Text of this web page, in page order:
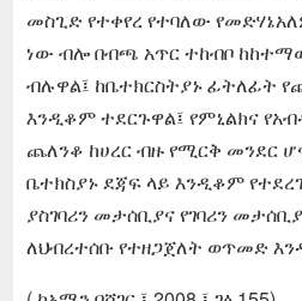
መስጊድ የተቀየረ የተባለው
ነው ብሎ በብጫ አጥር ተከብቦ
ብሉዋል፤ ከቤተክርስትያኑ ፊትለፊት
እንዲቆም ተደርጉዋል፤ የምኒልክና
ጨለንቆ ከሀረር ብዙ የሚርቅ መንደር
ቤተክስያኑ ደጃፍ ላይ እንዲቆም
ያስገባሪን መታሰቢያና የገባሪን
ለህብረተሰቡ የተዘጋጀለት ወጥመድ